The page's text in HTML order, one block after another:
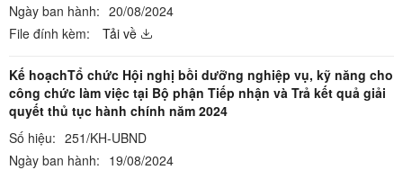
Ngày ban hành: 20/08/2024
File đính kèm:
Tải về
Kế hoạchTổ chức Hội nghị bồi dưỡng nghiệp vụ, kỹ năng cho
công chức làm việc tại Bộ phận Tiếp nhận và Trả kết quả giải
quyết thủ tục hành chính năm 2024
Số hiệu: 251/KH-UBND
Ngày ban hành: 19/08/2024